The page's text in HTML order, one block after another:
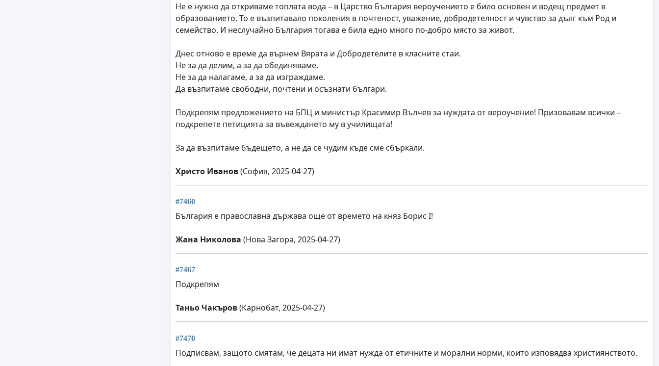
Не е нужно да откриваме топлата вода – в Царство България вероучението е било основен и водещ предмет в
образованието. То е възпитавало поколения в почтеност, уважение, добродетелност и чувство за дълг към Род и
семейство. И неслучайно България тогава е била едно много по-добро място за живот.
Днес отново е време да върнем Вярата и Добродетелите в класните стаи.
Не за да делим, а за да обединяваме.
Не за да налагаме, а за да изграждаме.
Да възпитаме свободни, почтени и осъзнати българи.
Подкрепям предложението на БПЦ и министър Красимир Вълчев за нуждата от вероучение! Призовавам всички –
подкрепете петицията за въвеждането му в училищата!
За да възпитаме бъдещето, а не да се чудим къде сме сбъркали.
Христо Иванов(София, 2025-04-27)
#7460
България е православна държава още от времето на княз Борис I!
Жана Николова (Нова Загора, 2025-04-27)
#7467
Подкрепям
Таньо Чакъров(Карнобат, 2025-04-27)
#7470
Подписвам, защото смятам, че децата ни имат нужда от етичните и морални норми, които изповядва християнството.